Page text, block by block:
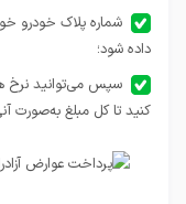
شماره پلاک خودرو
داده شود؛
سپس می‌توانید نرخ
کنید تا کل مبلغ به‌صورت